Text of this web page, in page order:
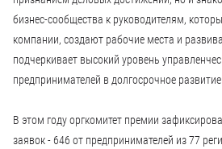
бизнес-сообщества к руководителям,
компании, создают рабочие места и
подчеркивает высокий уровень
предпринимателей в долгосрочное
В этом году оргкомитет премии
заявок - 646 от предпринимателей из 77